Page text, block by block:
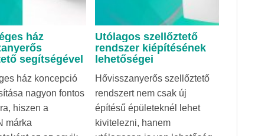
ház
segítségével
ház koncepció
nagyon fontos
hiszen a
márka
Utólagos szellőztető
rendszer kiépítésének
lehetőségei
Hővisszanyerős szellőztető
rendszert nem csak új
építésű épületeknél lehet
kivitelezni, hanem